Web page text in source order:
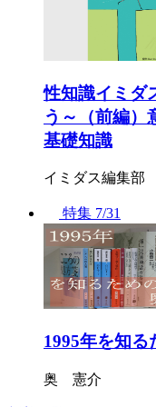
性知識イミダ
う～（前編）
基礎知識
イミダス編集部
特集 7/31
1995年を知る
奥 憲介